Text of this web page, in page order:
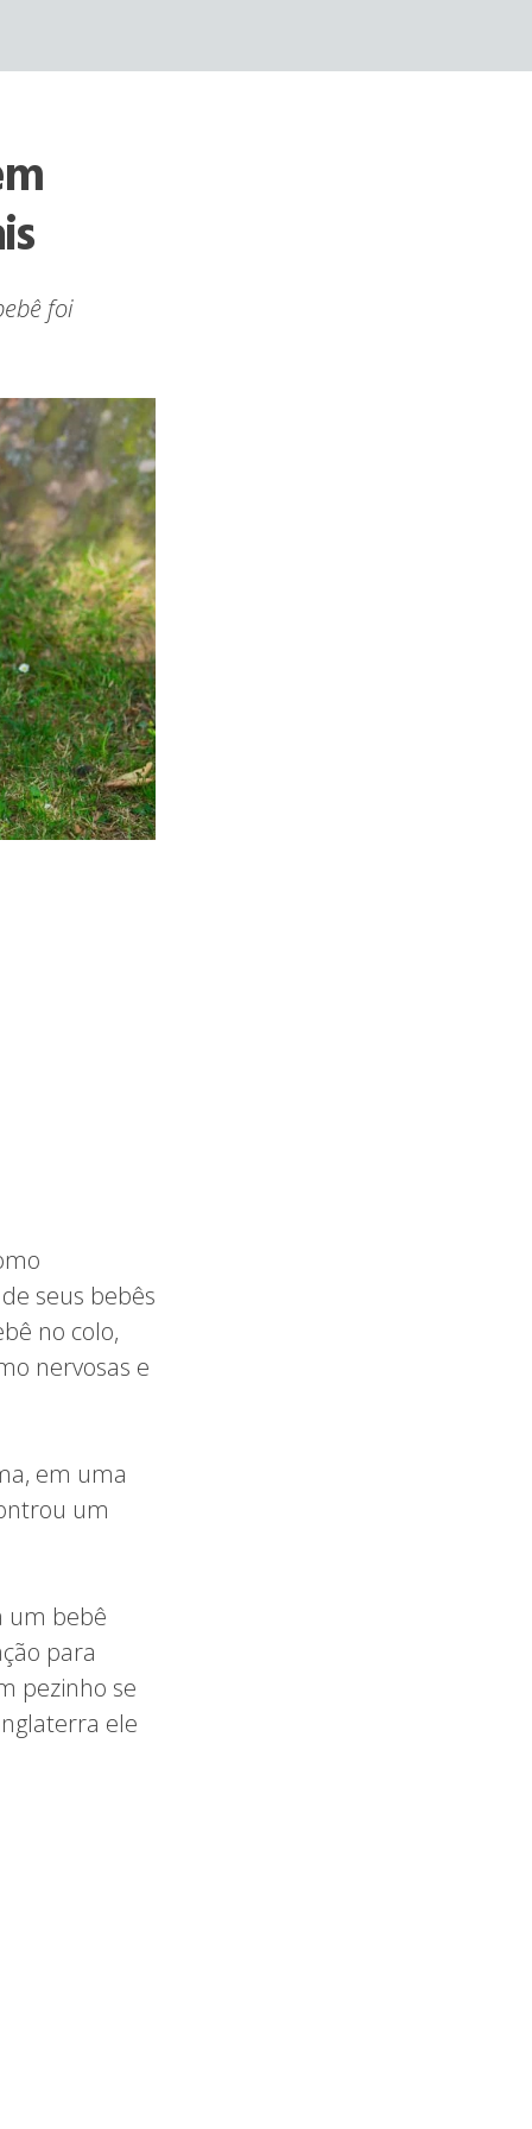
foi
seus bebês
no colo,
nervosas e
em uma
um
um bebê
para
pezinho se
ele